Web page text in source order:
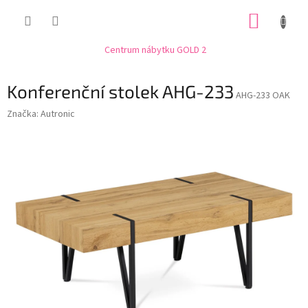
Centrum nábytku GOLD 2
Konferenční stolek AHG-233 AHG-233 OAK
Značka: Autronic